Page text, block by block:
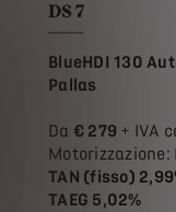
DS 7
BlueHDI 130
Pallas
Da € 279 + IVA
Motorizzazione:
TAN (fisso)
TAEG 5,02%